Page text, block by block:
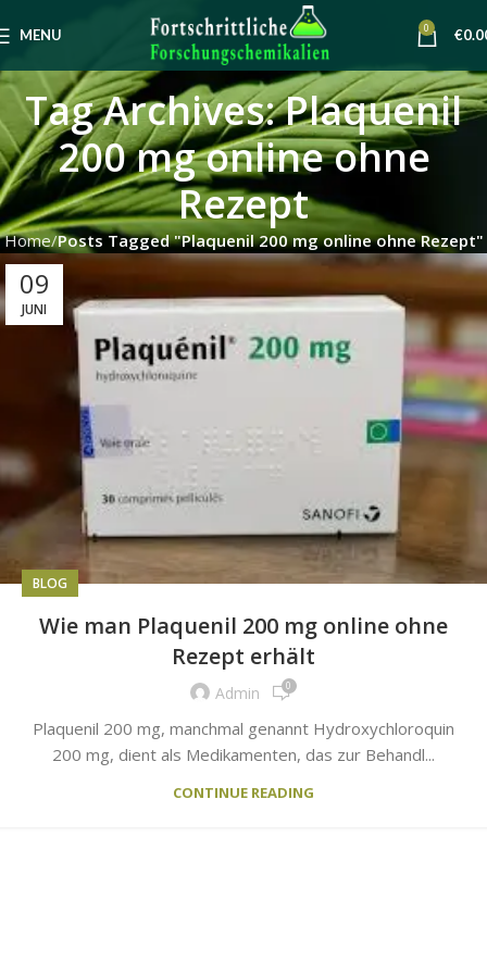
MENU 0 €
Tag Archives: Plaquenil
200 mg online ohne
Rezept
Home Posts Tagged "Plaquenil 200 mg online ohne Rezept"
09
JUNI
BLOG
Wie man Plaquenil 200 mg online ohne
Rezept erhält
Admin 0
Plaquenil 200 mg, manchmal genannt Hydroxychloroquin
200 mg, dient als Medikamenten, das zur Behandl...
CONTINUE READING